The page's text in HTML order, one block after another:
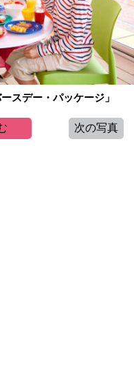
スデー・パッケージ」
次の写真